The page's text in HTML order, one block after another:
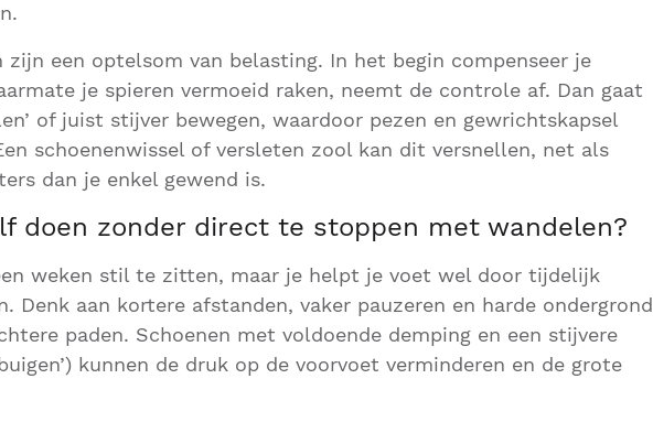
zijn een optelsom van belasting. In het begin compenseer je
je spieren vermoeid raken, neemt de controle af. Dan gaat
of juist stijver bewegen, waardoor pezen en gewrichtskapsel
schoenenwissel of versleten zool kan dit versnellen, net als
dan je enkel gewend is.
doen zonder direct te stoppen met wandelen?
weken stil te zitten, maar je helpt je voet wel door tijdelijk
Denk aan kortere afstanden, vaker pauzeren en harde ondergrond
paden. Schoenen met voldoende demping en een stijvere
kunnen de druk op de voorvoet verminderen en de grote